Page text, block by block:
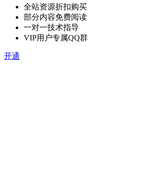
全站资源折扣购买
部分内容免费阅读
一对一技术指导
VIP用户专属QQ群
开通